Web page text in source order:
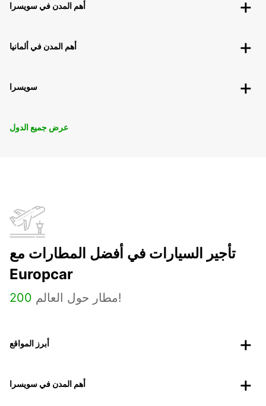
أهم المدن في سويسرا
أهم المدن في ألمانيا
سويسرا
عرض جميع الدول
تأجير السيارات في أفضل المطارات مع
Europcar
200 مطار حول العالم!
أبرز المواقع
أهم المدن في سويسرا